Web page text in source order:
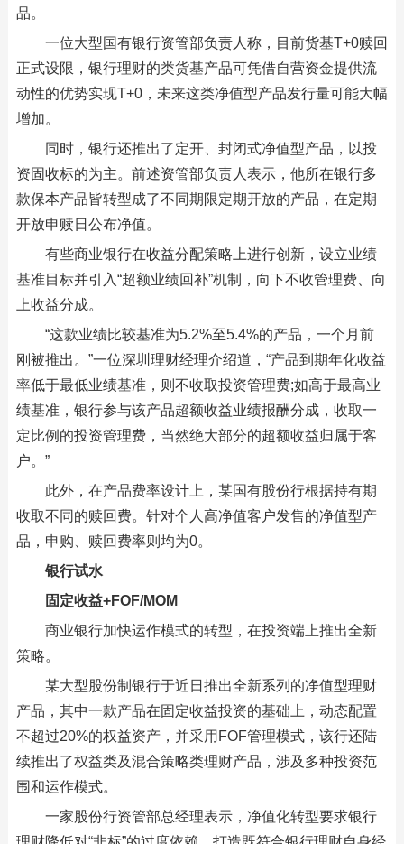
品。
一位大型国有银行资管部负责人称，目前货基T+0赎回
正式设限，银行理财的类货基产品可凭借自营资金提供流
动性的优势实现T+0，未来这类净值型产品发行量可能大幅
增加。
同时，银行还推出了定开、封闭式净值型产品，以投
资固收标的为主。前述资管部负责人表示，他所在银行多
款保本产品皆转型成了不同期限定期开放的产品，在定期
开放申赎日公布净值。
有些商业银行在收益分配策略上进行创新，设立业绩
基准目标并引入“超额业绩回补”机制，向下不收管理费、向
上收益分成。
“这款业绩比较基准为5.2%至5.4%的产品，一个月前
刚被推出。”一位深圳理财经理介绍道，“产品到期年化收益
率低于最低业绩基准，则不收取投资管理费;如高于最高业
绩基准，银行参与该产品超额收益业绩报酬分成，收取一
定比例的投资管理费，当然绝大部分的超额收益归属于客
户。”
此外，在产品费率设计上，某国有股份行根据持有期
收取不同的赎回费。针对个人高净值客户发售的净值型产
品，申购、赎回费率则均为0。
银行试水
固定收益+FOF/MOM
商业银行加快运作模式的转型，在投资端上推出全新
策略。
某大型股份制银行于近日推出全新系列的净值型理财
产品，其中一款产品在固定收益投资的基础上，动态配置
不超过20%的权益资产，并采用FOF管理模式，该行还陆
续推出了权益类及混合策略类理财产品，涉及多种投资范
围和运作模式。
一家股份行资管部总经理表示，净值化转型要求银行